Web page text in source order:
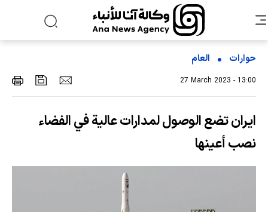
حوارات العام
27 March 2023 - 13:00
ايران تضع الوصول لمدارات عالية في الفضاء
نصب أعينها